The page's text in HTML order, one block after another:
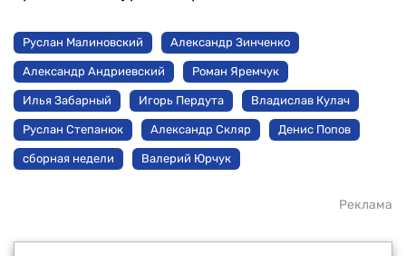
Руслан Малиновский Александр Зинченко
Александр Андриевский Роман Яремчук
Илья Забарный Игорь Пердута Владислав Кулач
Руслан Степанюк Александр Скляр Денис Попов
сборная недели Валерий Юрчук
Реклама